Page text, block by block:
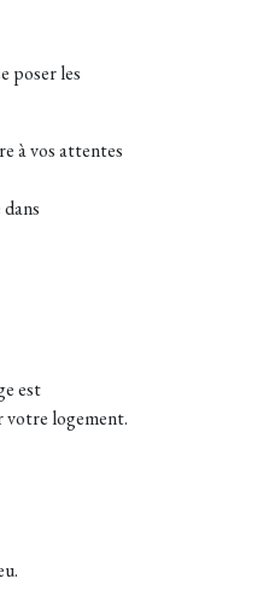
poser les
à vos attentes
est
votre logement.